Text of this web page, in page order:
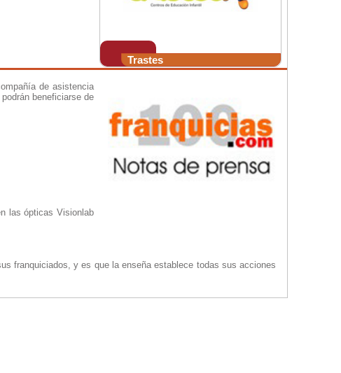
Trastes
de asistencia
beneficiarse de
las ópticas Visionlab
franquiciados, y es que la enseña establece todas sus acciones